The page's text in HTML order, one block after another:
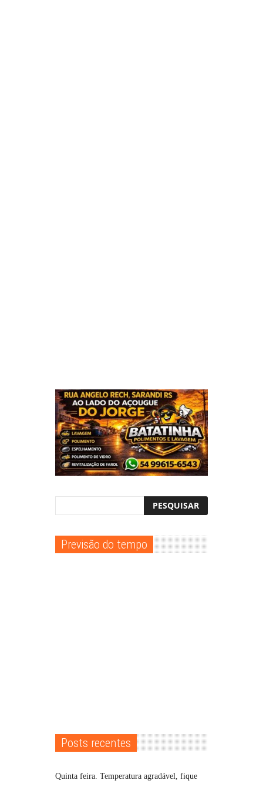
Previsão do tempo
Posts recentes
Quinta feira. Temperatura agradável, fique